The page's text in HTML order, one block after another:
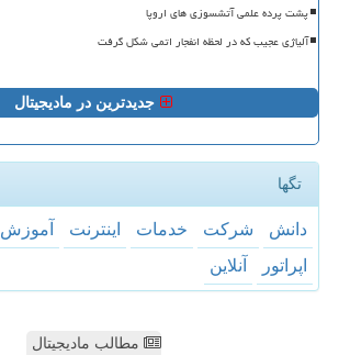
پشت پرده علمی آتشسوزی های اروپا
آلیاژی عجیب که در لحظه انفجار اتمی شکل گرفت
جدیدترین در مادیجیتال
تگها
دانش شركت خدمات اینترنت آموزش
اپراتور
آنلاین
مطالب مادیجیتال